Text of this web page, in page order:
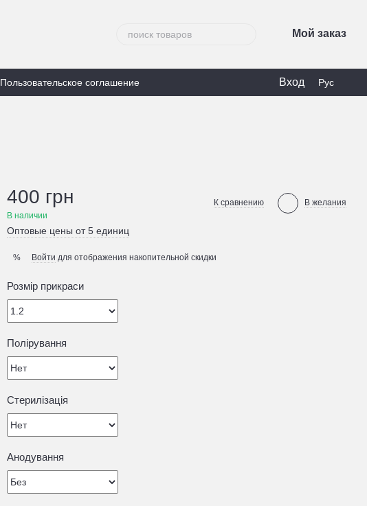
Мой заказ
Пользовательское соглашение
Вход Рус
400 грн
В наличии
К сравнению В желания
Оптовые цены от 5 единиц
% Войти для отображения накопительной скидки
Розмір прикраси
Полірування
Стерилізація
Анодування